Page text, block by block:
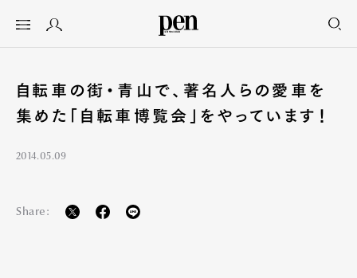
自転車の街・青山で、著名人らの愛車を
集めた「自転車博覧会」をやっています！
2014.05.09
Share: